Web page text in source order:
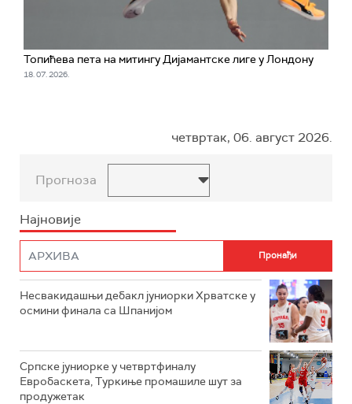
Топићева пета на митингу Дијамантске лиге у Лондону
18. 07. 2026.
четвртак, 06. август 2026.
Прогноза
Најновије
Несвакидашњи дебакл јуниорки Хрватске у
осмини финала са Шпанијом
Српске јуниорке у четвртфиналу
Евробаскета, Туркиње промашиле шут за
продужетак